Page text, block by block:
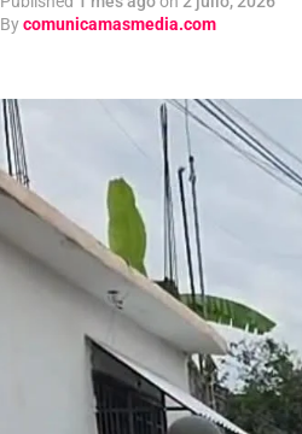
Bycomunicamasmedia.com